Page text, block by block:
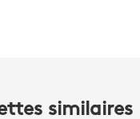
similaires